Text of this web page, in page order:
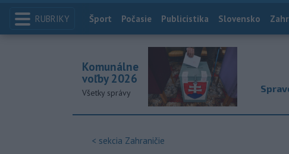
RUBRIKY Index
Šport Počasie Publicistika Slovensko
Komunálne
voľby 2026
Všetky správy
< sekcia Zahraničie